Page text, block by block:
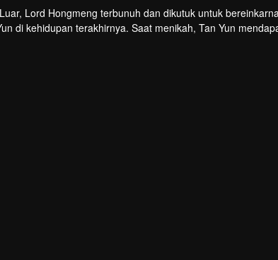
Lord Hongmeng terbunuh dan dikutuk untuk
di kehidupan terakhirnya. Saat menikah, Tan Yun
Hongmeng. Kemudian Tan Yun memiliki bakat tingkat
kematian keluarganya dan menyatukan seluruh benua.